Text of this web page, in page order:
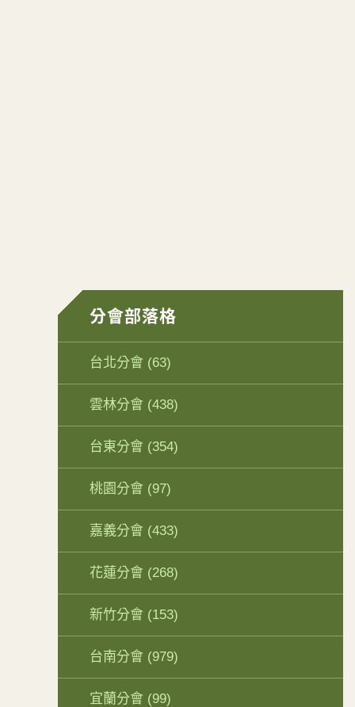
分會部落格
台北分會 (63)
雲林分會 (438)
台東分會 (354)
桃園分會 (97)
嘉義分會 (433)
花蓮分會 (268)
新竹分會 (153)
台南分會 (979)
宜蘭分會 (99)